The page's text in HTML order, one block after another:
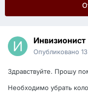
Инвизионист
Опубликовано
Здравствуйте. Прошу
Необходимо убрать